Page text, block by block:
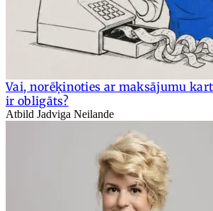
Vai, norēķinoties ar maksājumu
ir obligāts?
Atbild Jadviga Neilande